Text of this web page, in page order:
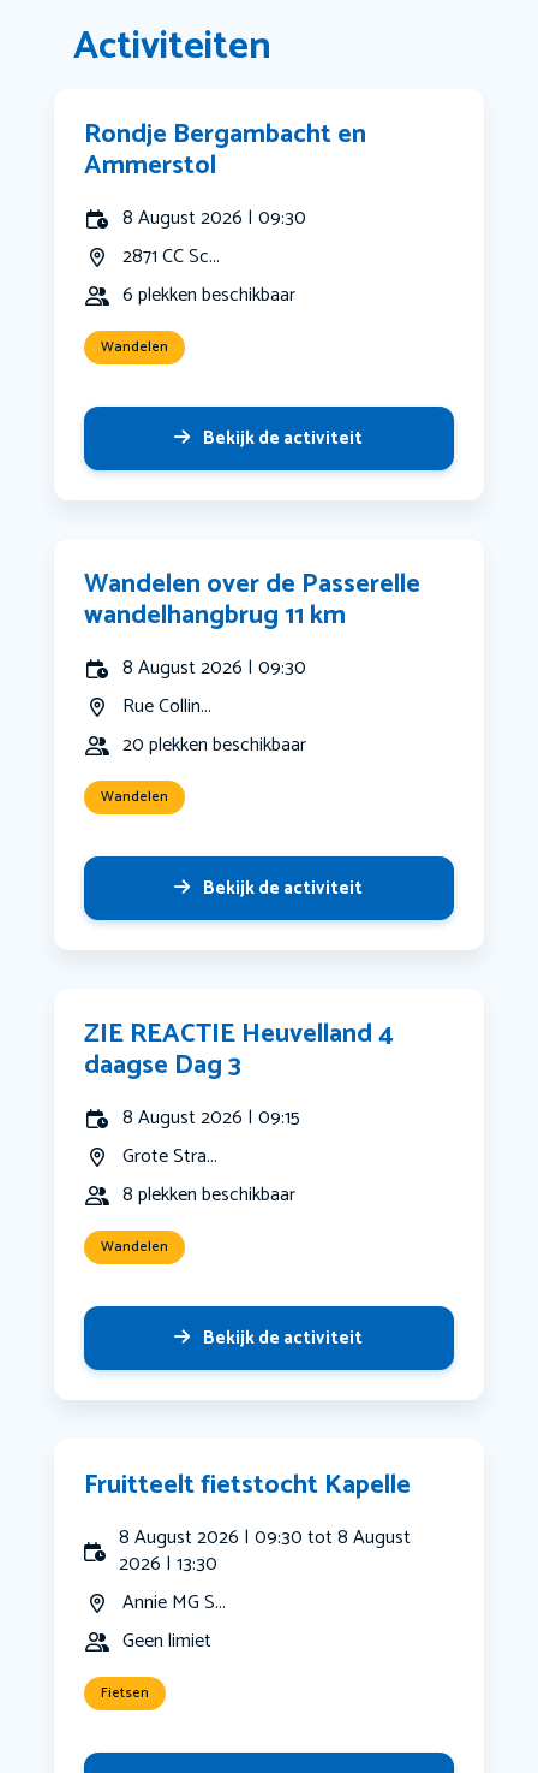
Activiteiten
Rondje Bergambacht en
Ammerstol
8 August 2026 | 09:30
2871 CC Sc...
6 plekken beschikbaar
Wandelen
Bekijk de activiteit
Wandelen over de Passerelle
wandelhangbrug 11 km
8 August 2026 | 09:30
Rue Collin...
20 plekken beschikbaar
Wandelen
Bekijk de activiteit
ZIE REACTIE Heuvelland 4
daagse Dag 3
8 August 2026 | 09:15
Grote Stra...
8 plekken beschikbaar
Wandelen
Bekijk de activiteit
Fruitteelt fietstocht Kapelle
8 August 2026 | 09:30 tot 8 August
2026 | 13:30
Annie MG S...
Geen limiet
Fietsen